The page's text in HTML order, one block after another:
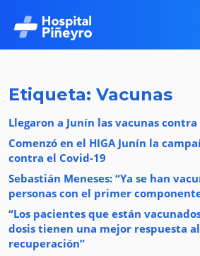
Etiqueta: Vacunas
Llegaron a Junín las vacunas contra
Comenzó en el HIGA Junín la
contra el Covid-19
Sebastián Meneses: “Ya se han
personas con el primer
“Los pacientes que están
dosis tienen una mejor respuesta
recuperación”